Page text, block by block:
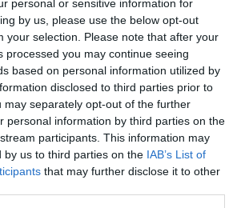
personal or sensitive information for
by us, please use the below opt-out
your selection. Please note that after your
processed you may continue seeing
based on personal information utilized by
disclosed to third parties prior to
may separately opt-out of the further
personal information by third parties on the
participants. This information may
by us to third parties on the IAB’s List of
that may further disclose it to other
Πίνακας
ο
και κρασί
βαθιά πίστη στην
τον Όσιο Ιωάννη
θαύμα της
Μητροπολίτης – Η
κίνηση του κ.
Χρυσόστομου μέσα στο
γήπεδο που συγκίνησε
(vid)